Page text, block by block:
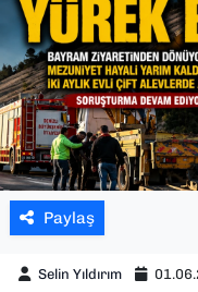
Paylaş
Selin Yıldırım
YEREL